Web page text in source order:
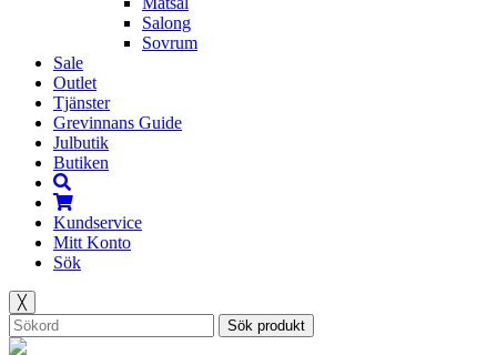
Salong
Sovrum
Sale
Outlet
Tjänster
Grevinnans Guide
Julbutik
Butiken
Kundservice
Mitt Konto
Sök
╳
Sök produkt